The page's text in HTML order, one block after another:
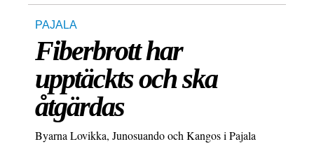
PAJALA
Fiberbrott har
upptäckts och ska
åtgärdas
Byarna Lovikka, Junosuando och Kangos i Pajala